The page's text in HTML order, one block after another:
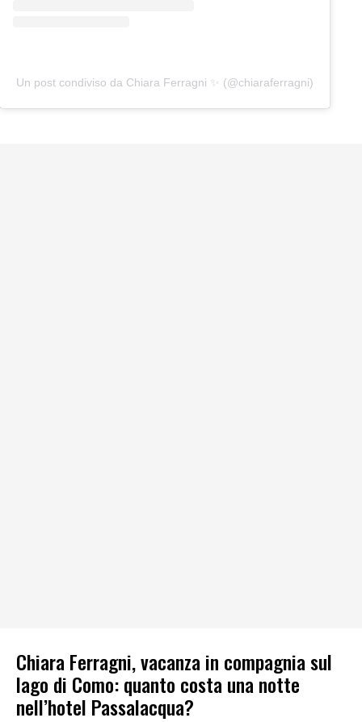
Un post condiviso da Chiara Ferragni ✨ (@chiaraferragni)
Chiara Ferragni, vacanza in compagnia sul
lago di Como: quanto costa una notte
nell’hotel Passalacqua?